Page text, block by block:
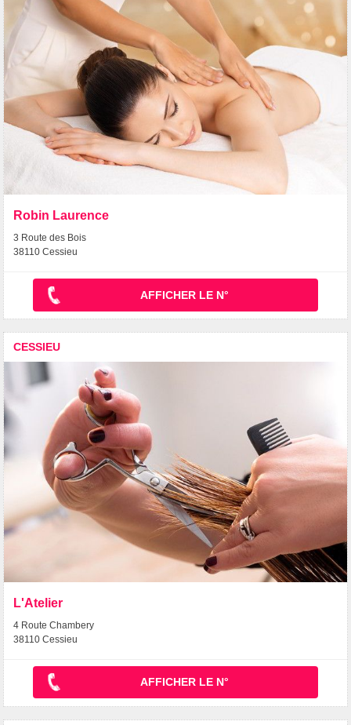
Robin Laurence
3 Route des Bois
38110 Cessieu
AFFICHER LE N°
CESSIEU
L'Atelier
4 Route Chambery
38110 Cessieu
AFFICHER LE N°